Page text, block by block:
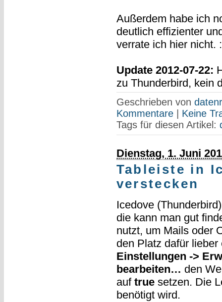
Außerdem habe ich
deutlich effizienter
verrate ich hier nicht.
Update 2012-07-22:
zu Thunderbird, kein
Geschrieben von
Kommentare| Keine
Tags für diesen Artikel:
Dienstag, 1. Juni
Tableiste in
verstecken
Icedove
die kann man gut
nutzt, um Mails oder
den Platz dafür
Einstellungen ->
bearbeiten… den
auf truesetzen. Die
benötigt wird.